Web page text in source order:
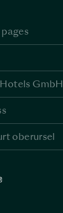
GmbH
oberursel